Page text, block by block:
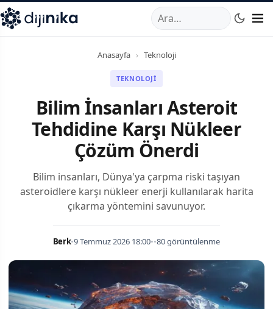
,Marmara Mahallesi,Beylikdüzü34520TRTelefon:0850
Anasayfa › Teknoloji
TEKNOLOJI
Bilim İnsanları Asteroit
Tehdidine Karşı Nükleer
Çözüm Önerdi
Bilim insanları, Dünya'ya çarpma riski taşıyan
asteroidlere karşı nükleer enerji kullanılarak harita
çıkarma yöntemini savunuyor.
Berk•9 Temmuz 2026 18:00••80 görüntülenme